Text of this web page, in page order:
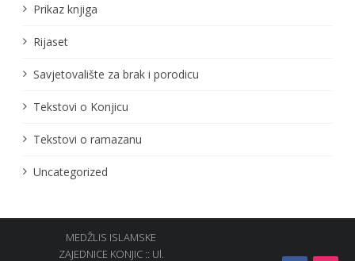
Prikaz knjiga
Rijaset
Savjetovalište za brak i porodicu
Tekstovi o Konjicu
Tekstovi o ramazanu
Uncategorized
MEDŽLIS ISLAMSKE
ZAJEDNICE KONJIC :: Ul.